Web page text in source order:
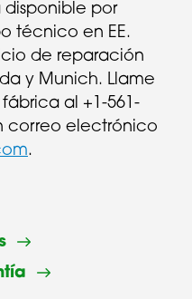
disponible por
técnico en EE.
de reparación
y Munich. Llame
al +1-561-
correo electrónico
.